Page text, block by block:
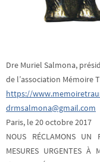
Dre Muriel Salmona,
de l’association Mémoire
https://
drmsalmona@gmail.com
Paris, le 20 octobre 2017
NOUS RÉCLAMONS UN
MESURES URGENTES À